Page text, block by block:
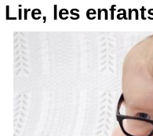
Lire, les